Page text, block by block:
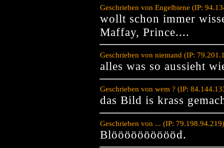
Geschrieben von Engelbiene (IP:
wollt schon immer
Maffay, Prince....
Geschrieben von niemand (IP:
alles was so aussieht
Geschrieben von wem ? (IP:
das Bild is krass
Geschrieben von ... (IP:
Blööööööööööd.